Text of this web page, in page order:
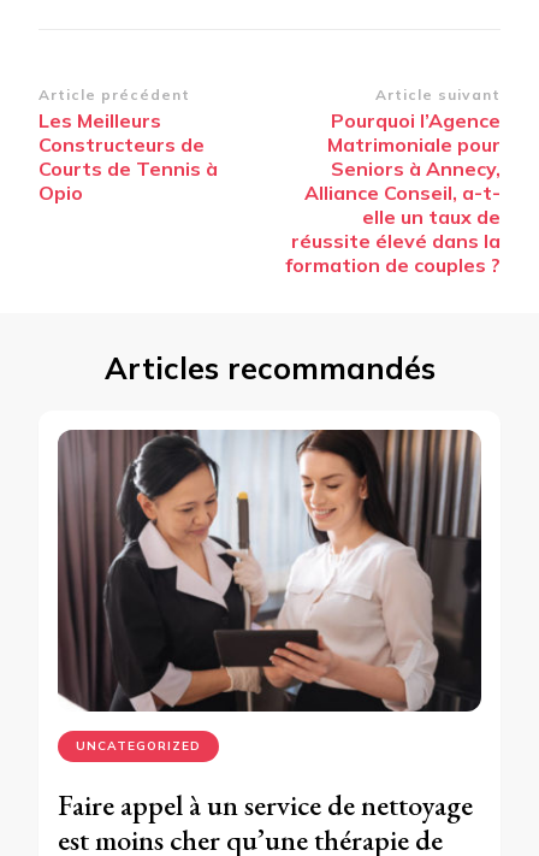
Navigation
d’article
Article précédent
Les Meilleurs
Constructeurs de
Courts de Tennis à
Opio
Article suivant
Pourquoi l’Agence
Matrimoniale pour
Seniors à Annecy,
Alliance Conseil, a-t-
elle un taux de
réussite élevé dans la
formation de couples ?
Articles recommandés
UNCATEGORIZED
Faire appel à un service de nettoyage
est moins cher qu’une thérapie de